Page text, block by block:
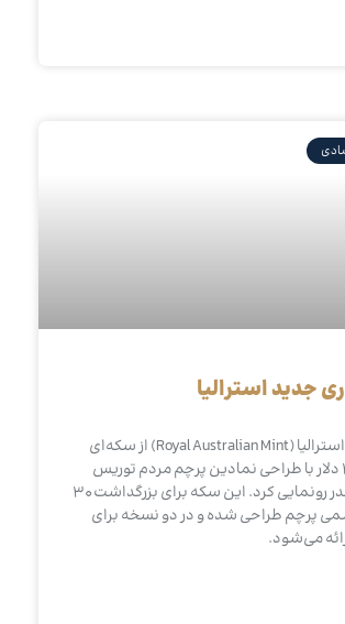
بانک سلطنتی استرالیا (Royal Australian Mint) از سکه‌ای
ویژه به ارزش ۲ دلار با طراحی نمادین پرچم مردم توریس
استریت ایسلندر رونمایی کرد. این سکه برای بزرگداشت ۳۰
پرچم طراحی شده و در دو نسخه برای
می‌شود.